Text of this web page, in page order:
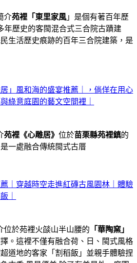
介苑裡「東里家風 」是個有著百年歷
年歷史的客閩混合式三合院古蹟建
生活歷史痕跡的百年三合院建築，是
居」風和海的盛宴推薦｜，倘佯在用心
綠意庭園的藝文空間裡｜
苑裡 《心雕居》 位於苗栗縣苑裡鎮的
是一處融合傳統閩式古厝
薦｜穿越時空走進紅磚古風園林｜體驗
｜
位於苑裡火燄山半山腰的 「華陶窯」
。這裡不僅有融合荷、日、閩式風格
道地的客家「割稻飯」並親手體驗捏